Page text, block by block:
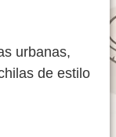
urbanas,
de estilo